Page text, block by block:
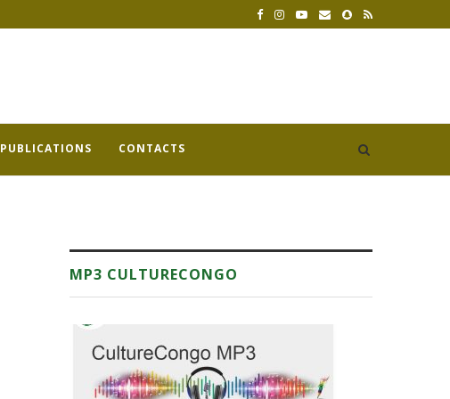
PUBLICATIONS CONTACTS
MP3 CULTURECONGO